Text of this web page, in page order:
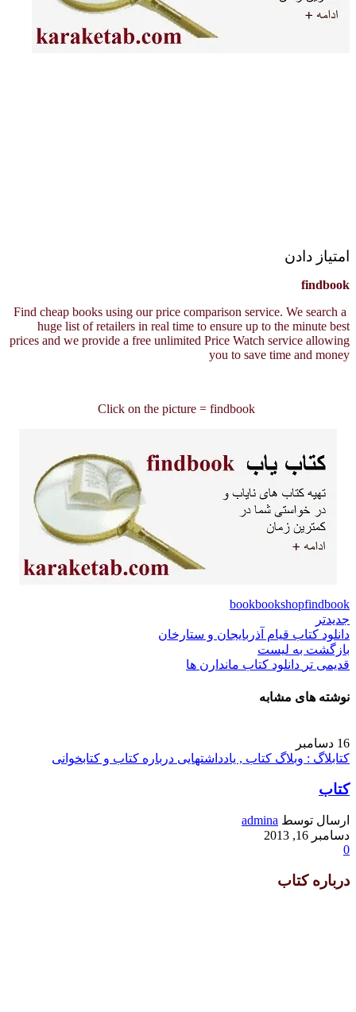
امتیاز دادن
findbook
Find cheap books using our price comparison service. We search a
huge list of retailers in real time to ensure up to the minute best
prices and we provide a free unlimited Price Watch service allowing
you to save time and money
bookbookshopfindbook
جدیدتر
دانلود کتاب قیام آذربایجان و ستارخان
بازگشت به لیست
قدیمی تر دانلود کتاب ماندارن ها
نوشته های مشابه
16 دسامبر
کتابلاگ : وبلاگ کتاب , یادداشتهایی درباره کتاب و کتابخوانی
کتاب
ارسال توسط admina
دسامبر 16, 2013
0
درباره کتاب